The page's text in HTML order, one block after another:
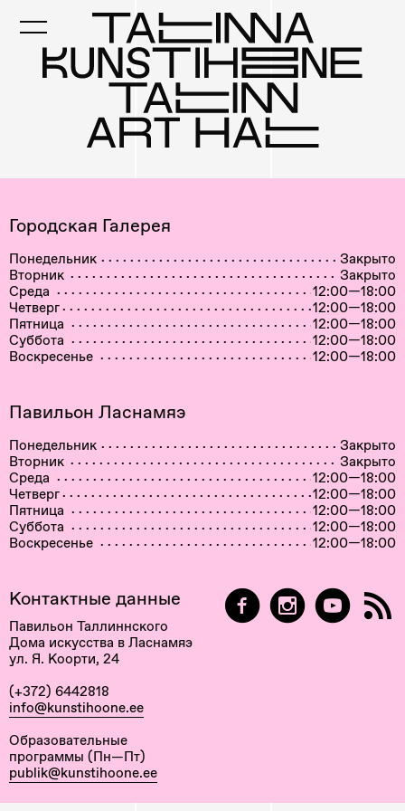
content
Городская Галерея
Понедельник
Закрыто
Вторник
Закрыто
Среда
12:00—18:00
Четверг
12:00—18:00
Пятница
12:00—18:00
Суббота
12:00—18:00
Воскресенье
12:00—18:00
Павильон Ласнамяэ
Понедельник
Закрыто
Вторник
Закрыто
Среда
12:00—18:00
Четверг
12:00—18:00
Пятница
12:00—18:00
Суббота
12:00—18:00
Воскресенье
12:00—18:00
Контактные данные
Павильон Таллиннского
Дома искусства в Ласнамяэ
ул. Я. Коорти, 24
(+372) 6442818
info@kunstihoone.ee
Образовательные
программы (Пн—Пт)
publik@kunstihoone.ee